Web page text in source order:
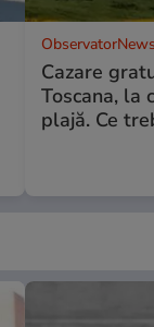
Cazare
Toscana, la
plajă. Ce